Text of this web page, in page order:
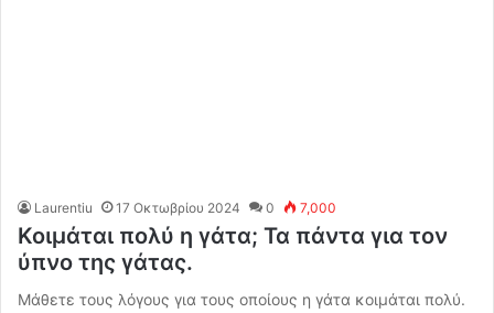
Laurentiu 17 Οκτωβρίου 2024 0 7,000
Κοιμάται πολύ η γάτα; Τα πάντα για τον
ύπνο της γάτας.
Μάθετε τους λόγους για τους οποίους η γάτα κοιμάται πολύ.